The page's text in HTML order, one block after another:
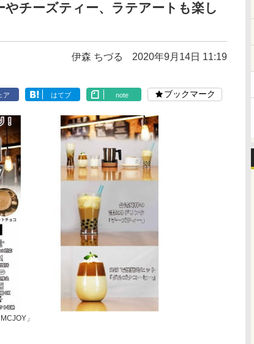
やチーズティー、ラテアートも楽し
伊森 ちづる 2020年9月14日 11:19
ア はてブ note ブックマーク
」